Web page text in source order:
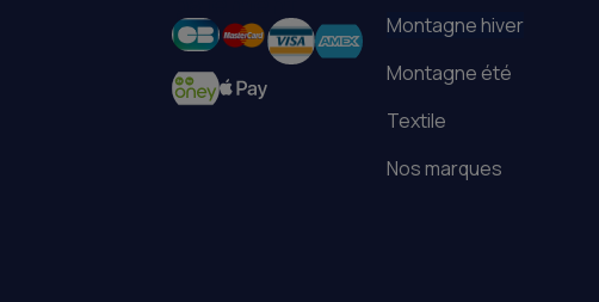
Montagne hiver
Montagne été
Textile
Nos marques